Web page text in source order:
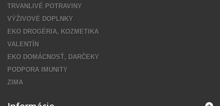
TRVANLIVÉ POTRAVINY
VÝŽIVOVÉ DOPLNKY
EKO DROGÉRIA, KOZMETIKA
VALENTÍN
EKO DOMÁCNOSŤ, DARČEKY
PODPORA IMUNITY
ZIMA